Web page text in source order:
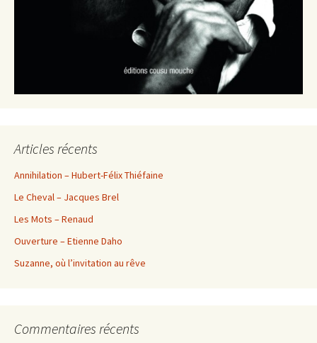
Articles récents
Annihilation – Hubert-Félix Thiéfaine
Le Cheval – Jacques Brel
Les Mots – Renaud
Ouverture – Etienne Daho
Suzanne, où l’invitation au rêve
Commentaires récents